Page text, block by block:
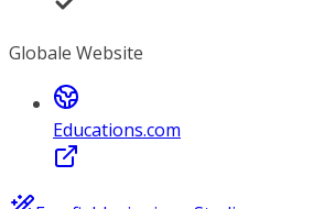
Globale Website
Educations.com